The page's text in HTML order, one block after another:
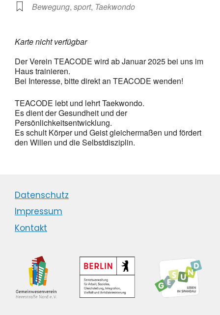
Bewegung, sport, Taekwondo
Karte nicht verfügbar
Der Verein TEACODE wird ab Januar 2025 bei uns im
Haus trainieren.
Bei Interesse, bitte direkt an TEACODE wenden!
TEACODE lebt und lehrt Taekwondo.
Es dient der Gesundheit und der
Persönlichkeitsentwicklung.
Es schult Körper und Geist gleichermaßen und fördert
den Willen und die Selbstdisziplin.
Datenschutz
Impressum
Kontakt